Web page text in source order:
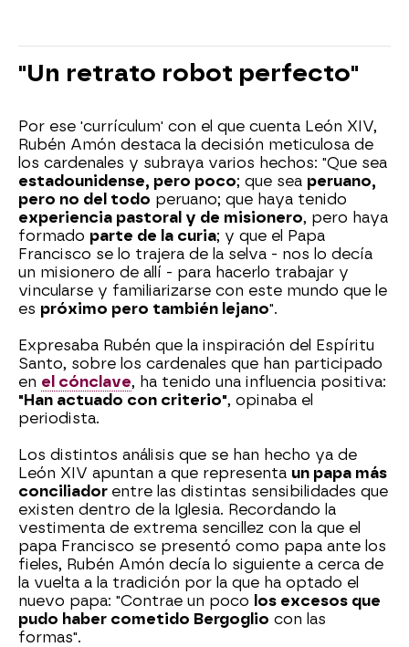
"Un retrato robot perfecto"
Por ese 'currículum' con el que cuenta León XIV,
Rubén Amón destaca la decisión meticulosa de
los cardenales y subraya varios hechos: "Que sea
estadounidense, pero poco; que sea peruano,
pero no del todo peruano; que haya tenido
experiencia pastoral y de misionero, pero haya
formado parte de la curia; y que el Papa
Francisco se lo trajera de la selva - nos lo decía
un misionero de allí - para hacerlo trabajar y
vincularse y familiarizarse con este mundo que le
es próximo pero también lejano".
Expresaba Rubén que la inspiración del Espíritu
Santo, sobre los cardenales que han participado
en el cónclave, ha tenido una influencia positiva:
"Han actuado con criterio", opinaba el
periodista.
Los distintos análisis que se han hecho ya de
León XIV apuntan a que representa un papa más
conciliador entre las distintas sensibilidades que
existen dentro de la Iglesia. Recordando la
vestimenta de extrema sencillez con la que el
papa Francisco se presentó como papa ante los
fieles, Rubén Amón decía lo siguiente a cerca de
la vuelta a la tradición por la que ha optado el
nuevo papa: "Contrae un poco los excesos que
pudo haber cometido Bergoglio con las
formas".